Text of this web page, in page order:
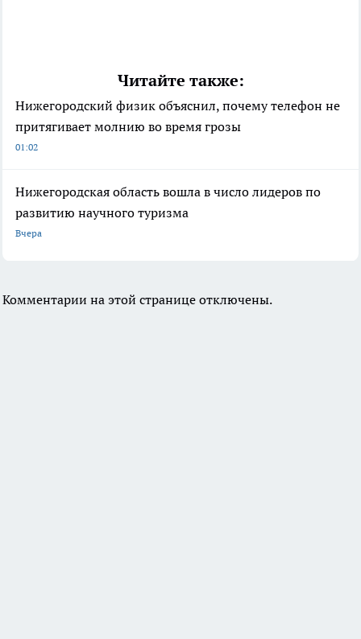
Читайте также:
Нижегородский физик объяснил, почему телефон не
притягивает молнию во время грозы
01:02
Нижегородская область вошла в число лидеров по
развитию научного туризма
Вчера
Комментарии на этой странице отключены.